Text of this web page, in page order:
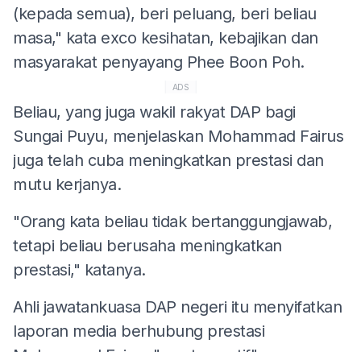
(kepada semua), beri peluang, beri beliau
masa," kata exco kesihatan, kebajikan dan
masyarakat penyayang Phee Boon Poh.
ADS
Beliau, yang juga wakil rakyat DAP bagi
Sungai Puyu, menjelaskan Mohammad Fairus
juga telah cuba meningkatkan prestasi dan
mutu kerjanya.
"Orang kata beliau tidak bertanggungjawab,
tetapi beliau berusaha meningkatkan
prestasi," katanya.
Ahli jawatankuasa DAP negeri itu menyifatkan
laporan media berhubung prestasi